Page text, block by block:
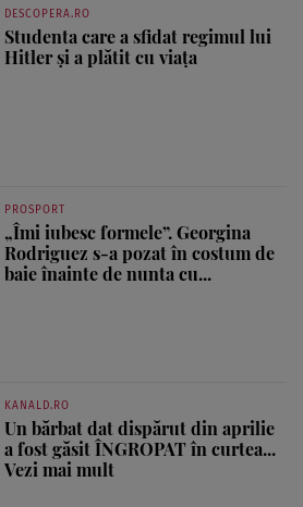
DESCOPERA.RO
Studenta care a sfidat regimul lui
Hitler și a plătit cu viața
PROSPORT
„Îmi iubesc formele”. Georgina
Rodriguez s-a pozat în costum de
baie înainte de nunta cu...
KANALD.RO
Un bărbat dat dispărut din aprilie
a fost găsit ÎNGROPAT în curtea...
Vezi mai mult